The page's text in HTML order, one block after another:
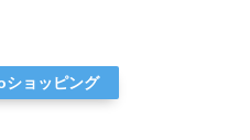
ショッピング